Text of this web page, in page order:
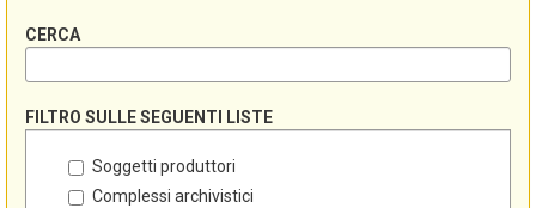
CERCA
FILTRO SULLE SEGUENTI LISTE
Soggetti produttori
Complessi archivistici